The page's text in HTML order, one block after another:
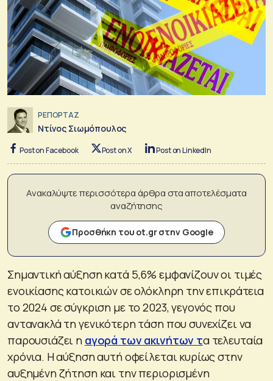
ΡΕΠΟΡΤΑΖ
Ντίνος Σιωμόπουλος
Post on Facebook Post on X Post on LinkedIn
Ανακαλύψτε περισσότερα άρθρα στα αποτελέσματα
αναζήτησης
Προσθήκη του ot.gr στην Google
Σημαντική αύξηση κατά 5,6% εμφανίζουν οι τιμές
ενοικίασης κατοικιών σε ολόκληρη την επικράτεια
το 2024 σε σύγκριση με το 2023, γεγονός που
αντανακλά τη γενικότερη τάση που συνεχίζει να
παρουσιάζει η αγορά των ακινήτων τα τελευταία
χρόνια. Η αύξηση αυτή οφείλεται κυρίως στην
αυξημένη ζήτηση και την περιορισμένη